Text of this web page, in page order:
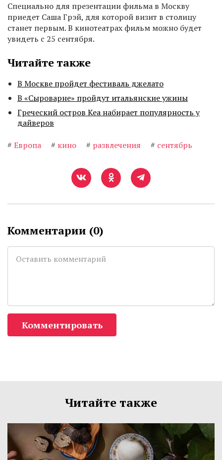
Специально для презентации фильма в Москву
приедет Саша Грэй, для которой визит в столицу
станет первым. В кинотеатрах фильм можно будет
увидеть с 25 сентября.
Читайте также
В Москве пройдет фестиваль джелато
В «Сыроварне» пройдут итальянские ужины
Греческий остров Кеа набирает популярность у
дайверов
# Европа # кино # развлечения # сентябрь
Комментарии (0)
Комментировать
Читайте также